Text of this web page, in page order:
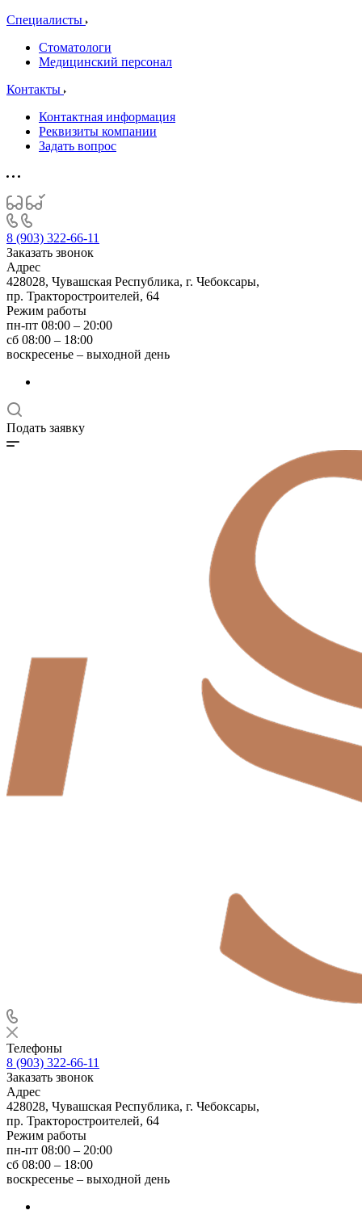
Специалисты
Стоматологи
Медицинский персонал
Контакты
Контактная информация
Реквизиты компании
Задать вопрос
8 (903) 322-66-11
Заказать звонок
Адрес
428028, Чувашская Республика, г. Чебоксары,
пр. Тракторостроителей, 64
Режим работы
пн-пт 08:00 – 20:00
сб 08:00 – 18:00
воскресенье – выходной день
Подать заявку
Телефоны
8 (903) 322-66-11
Заказать звонок
Адрес
428028, Чувашская Республика, г. Чебоксары,
пр. Тракторостроителей, 64
Режим работы
пн-пт 08:00 – 20:00
сб 08:00 – 18:00
воскресенье – выходной день